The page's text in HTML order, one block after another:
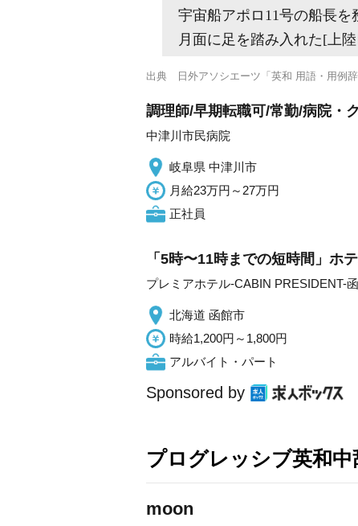
宇宙船アポロ11号の船長を
月面に足を踏み入れた[上陸
出典 日外アソシエーツ「英和 用語・用例辞
調理師/早期転職可/常勤/病院・
中津川市民病院
岐阜県 中津川市
月給23万円～27万円
正社員
「5時〜11時までの短時間」ホ
プレミアホテル-CABIN PRESIDENT-
北海道 函館市
時給1,200円～1,800円
アルバイト・パート
Sponsored by
プログレッシブ英和中
moon